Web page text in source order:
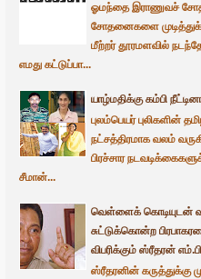
ஓமந்தை இராணுவச்
சோதனைகளை
மீற்றர் தூரமளவில்
எமது கட்டுப்பா...
யாழ்மதிக்கு கம்பி
புலம்பெயர் புலிகளின்
நட்சத்திரமாக வலம்
பிரச்சார
சீமான்...
வெள்ளைக் கொடியுடன்
சுட்டுக்கொன்ற
விபரிக்கும் ஸ்ரீதரன்
ஸ்ரீதரனின் கருத்துக்கு